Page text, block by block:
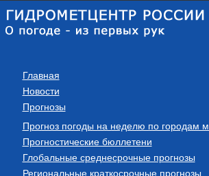
Главная
Новости
Прогнозы
Прогноз погоды на неделю по городам
Прогностические бюллетени
Глобальные среднесрочные прогнозы
Региональные краткосрочные прогнозы